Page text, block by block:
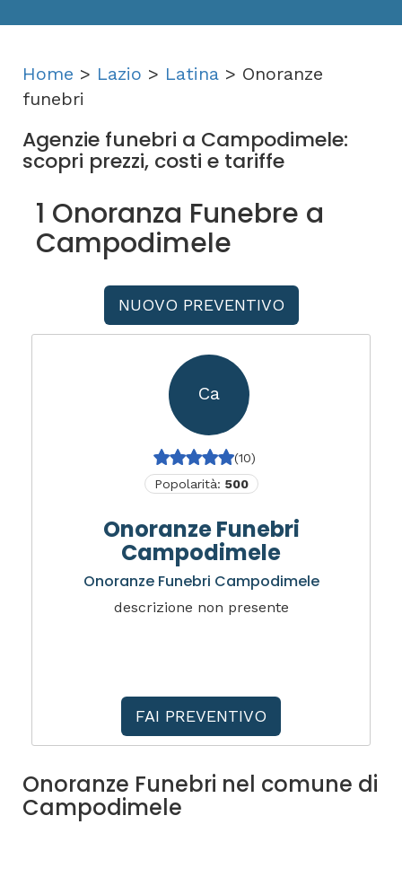
Home > Lazio > Latina > Onoranze
funebri
Agenzie funebri a Campodimele:
scopri prezzi, costi e tariffe
1 Onoranza Funebre a
Campodimele
NUOVO PREVENTIVO
Ca
(10)
Popolarità: 500
Onoranze Funebri
Campodimele
Onoranze Funebri Campodimele
descrizione non presente
FAI PREVENTIVO
Onoranze Funebri nel comune di
Campodimele